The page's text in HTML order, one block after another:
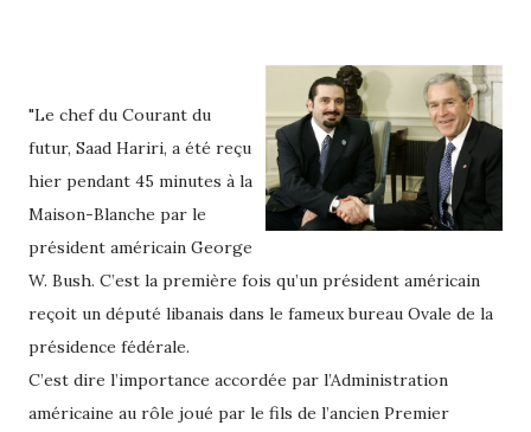
"Le chef du Courant du
futur, Saad Hariri, a été reçu
hier pendant 45 minutes à la
Maison-Blanche par le
président américain George
W. Bush. C’est la première fois qu’un président américain
reçoit un député libanais dans le fameux bureau Ovale de la
présidence fédérale.
C’est dire l’importance accordée par l’Administration
américaine au rôle joué par le fils de l’ancien Premier